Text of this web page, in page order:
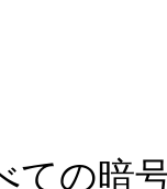
ての暗